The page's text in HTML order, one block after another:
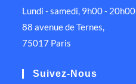
Lundi - samedi, 9h00 - 20h00
88 avenue de Ternes,
75017 Paris
Suivez-Nous